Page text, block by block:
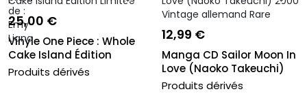
25,00 €
Vinyle One Piece : Whole
Cake Island Édition
Limit...
Produits dérivés
12,99 €
Manga CD Sailor Moon In
Love (Naoko Takeuchi)
2000...
Produits dérivés